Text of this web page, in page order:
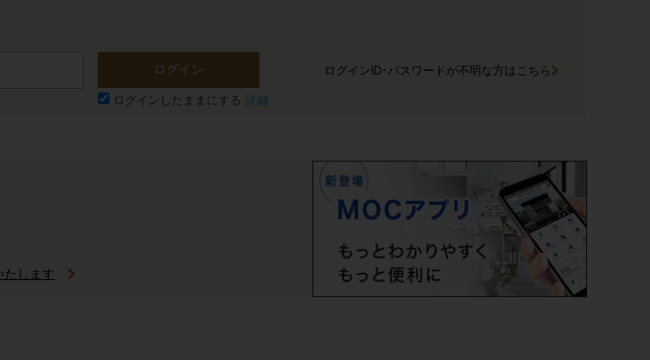
ログイン
ログインしたままにする 詳細
ログインID･パスワードが不明な方はこちら
たします